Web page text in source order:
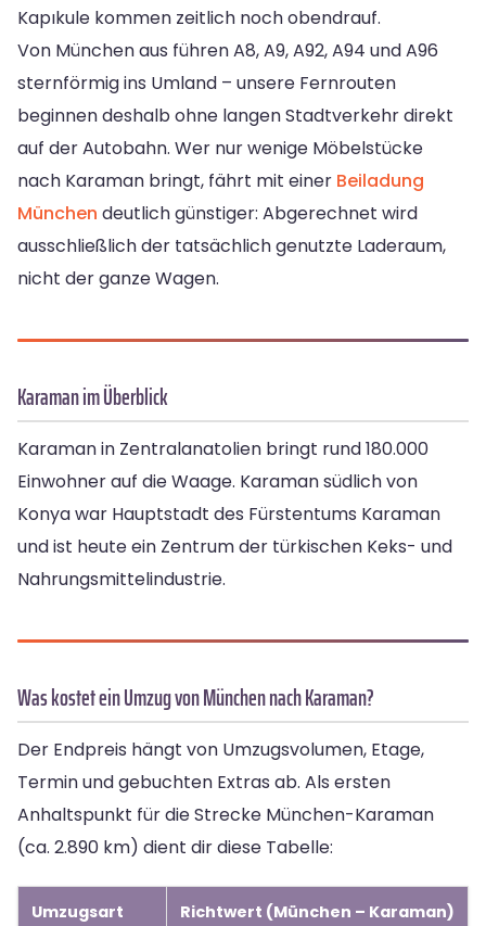
Kapıkule kommen zeitlich noch obendrauf.
Von München aus führen A8, A9, A92, A94 und A96
sternförmig ins Umland – unsere Fernrouten
beginnen deshalb ohne langen Stadtverkehr direkt
auf der Autobahn. Wer nur wenige Möbelstücke
nach Karaman bringt, fährt mit einer Beiladung
München deutlich günstiger: Abgerechnet wird
ausschließlich der tatsächlich genutzte Laderaum,
nicht der ganze Wagen.
Karaman im Überblick
Karaman in Zentralanatolien bringt rund 180.000
Einwohner auf die Waage. Karaman südlich von
Konya war Hauptstadt des Fürstentums Karaman
und ist heute ein Zentrum der türkischen Keks- und
Nahrungsmittelindustrie.
Was kostet ein Umzug von München nach Karaman?
Der Endpreis hängt von Umzugsvolumen, Etage,
Termin und gebuchten Extras ab. Als ersten
Anhaltspunkt für die Strecke München-Karaman
(ca. 2.890 km) dient dir diese Tabelle:
Umzugsart Richtwert (München – Karaman)